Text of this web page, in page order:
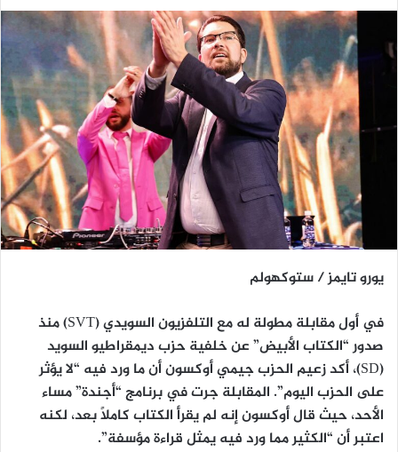
إلكترونيا
يورو تايمز / ستوكهولم
في أول مقابلة مطولة له مع التلفزيون السويدي (SVT) منذ
صدور “الكتاب الأبيض” عن خلفية حزب ديمقراطيو السويد
(SD)، أكد زعيم الحزب جيمي أوكسون أن ما ورد فيه “لا يؤثر
على الحزب اليوم”. المقابلة جرت في برنامج “أجندة” مساء
الأحد، حيث قال أوكسون إنه لم يقرأ الكتاب كاملاً بعد، لكنه
اعتبر أن “الكثير مما ورد فيه يمثل قراءة مؤسفة”.